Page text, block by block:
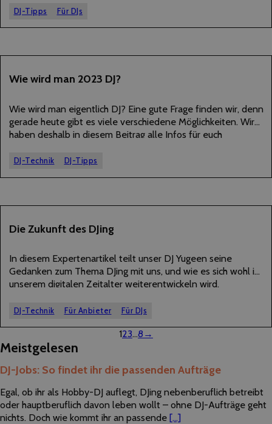
Ausstattung sind auch die Einrichtung, Raumakustik und
DJ-Tipps Für DJs
26
Wie wird man 2023 DJ?
Wie wird man eigentlich DJ? Eine gute Frage finden wir, denn
gerade heute gibt es viele verschiedene Möglichkeiten. Wir
haben deshalb in diesem Beitrag alle Infos für euch
DJ-Technik DJ-Tipps
15
Die Zukunft des DJing
In diesem Expertenartikel teilt unser DJ Yugeen seine
Gedanken zum Thema DJing mit uns, und wie es sich wohl in
unserem digitalen Zeitalter weiterentwickeln wird.
DJ-Technik Für Anbieter Für DJs
123…8 →
Meistgelesen
DJ-Jobs: So findet ihr die passenden Aufträge
Egal, ob ihr als Hobby-DJ auflegt, DJing nebenberuflich betreibt
oder hauptberuflich davon leben wollt – ohne DJ-Aufträge geht
nichts. Doch wie kommt ihr an passende [...]